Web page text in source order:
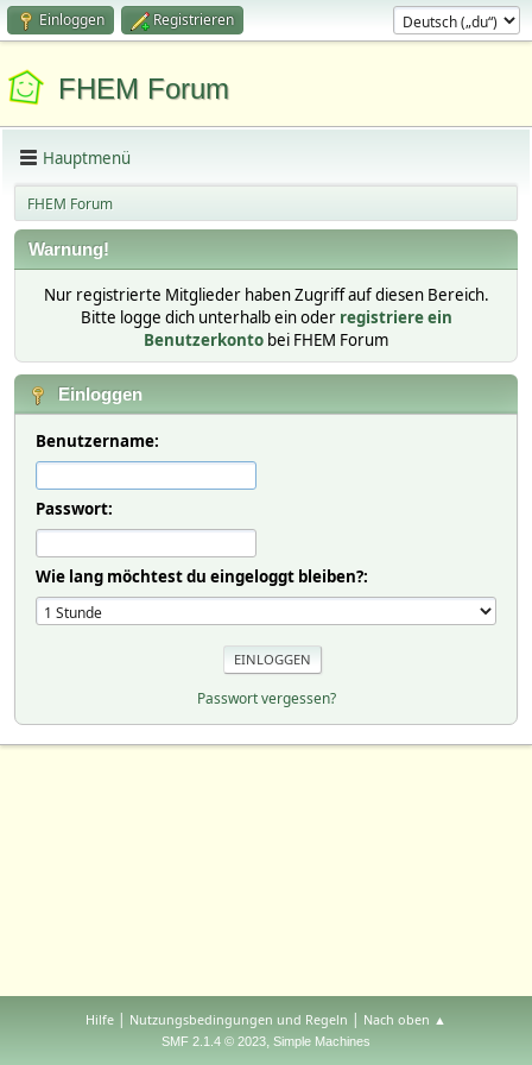
Einloggen Registrieren
FHEM Forum
Hauptmenü
FHEM Forum
Warnung!
Nur registrierte Mitglieder haben Zugriff auf diesen Bereich.
Bitte logge dich unterhalb ein oder registriere ein
Benutzerkonto bei FHEM Forum
Einloggen
Benutzername:
Passwort:
Wie lang möchtest du eingeloggt bleiben?:
Passwort vergessen?
Hilfe | Nutzungsbedingungen und Regeln | Nach oben ▲
SMF 2.1.4 © 2023, Simple Machines